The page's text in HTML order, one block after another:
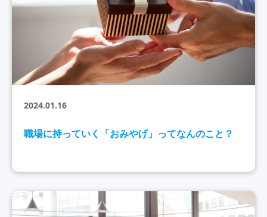
2024.01.16
職場に持っていく「おみやげ」ってなんのこと？